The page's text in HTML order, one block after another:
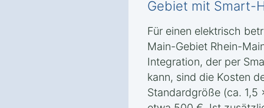
Gebiet‎ mit Smart-
Für einen elektrisch
Main-Gebiet Rhein-
Integration, der per
kann, sind die Kosten
Standardgröße (ca. 1,5